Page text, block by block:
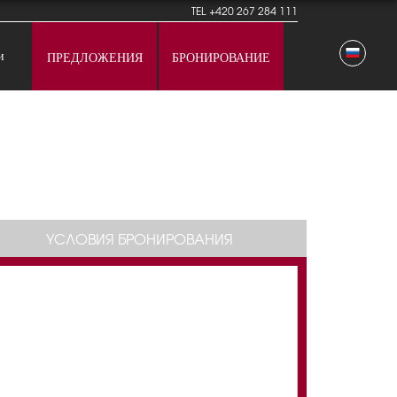
TEL+420 267 284 111
ПРЕДЛОЖЕНИЯ БРОНИРОВАНИЕ
YСЛОВИЯ БРОНИРОВАНИЯ